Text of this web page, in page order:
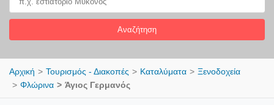
Αναζήτηση
Αρχική Τουρισμός - Διακοπές Καταλύματα
Ξενοδοχεία
Φλώρινα
Άγιος Γερμανός